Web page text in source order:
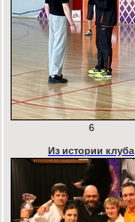
6
Из истории клуба